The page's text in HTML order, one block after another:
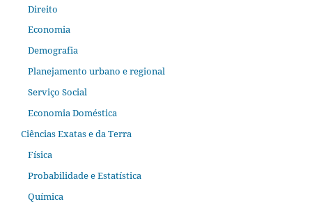
Direito
Economia
Demografia
Planejamento urbano e regional
Serviço Social
Economia Doméstica
Ciências Exatas e da Terra
Física
Probabilidade e Estatística
Química